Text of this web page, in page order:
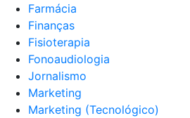
Farmácia
Finanças
Fisioterapia
Fonoaudiologia
Jornalismo
Marketing
Marketing (Tecnológico)